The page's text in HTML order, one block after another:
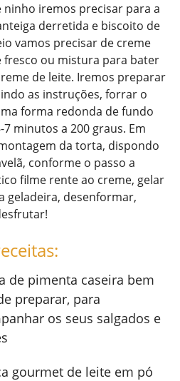
ninho iremos precisar para a
derretida e biscoito de
vamos precisar de creme
fresco ou mistura para bater
de leite. Iremos preparar
as instruções, forrar o
forma redonda de fundo
minutos a 200 graus. Em
da torta, dispondo
conforme o passo a
filme rente ao creme, gelar
geladeira, desenformar,
de pimenta caseira bem
preparar, para
os seus salgados e
gourmet de leite em pó